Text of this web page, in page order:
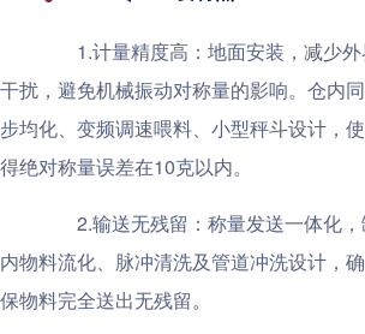
1.计量精度高：地面安装，减少外
干扰，避免机械振动对称量的影响。仓内同
步均化、变频调速喂料、小型秤斗设计，使
得绝对称量误差在10克以内。
2.输送无残留：称量发送一体化，
内物料流化、脉冲清洗及管道冲洗设计，确
保物料完全送出无残留。